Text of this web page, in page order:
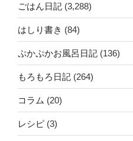
ごはん日記 (3,288)
はしり書き (84)
ぷかぷかお風呂日記 (136)
もろもろ日記 (264)
コラム (20)
レシピ (3)